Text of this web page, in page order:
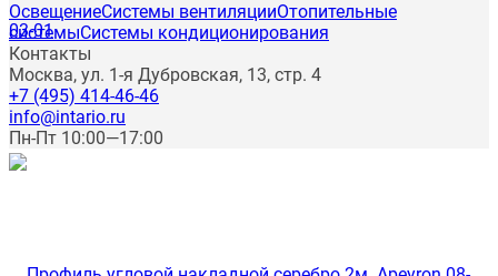
ОсвещениеСистемы вентиляцииОтопительные
системыСистемы кондиционирования
Контакты
Москва, ул. 1-я Дубровская, 13, стр. 4
+7 (495) 414-46-46
info@intario.ru
Пн-Пт 10:00—17:00